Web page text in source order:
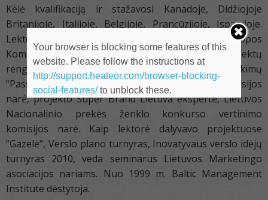
Kėlė kvalifikaciją ir stažavosi Kanadoje, Didžiojoje
Britanijoje, Italijoje, Belgijoje, Prancūzijoje, Ispanijoje.
Lektorė taip pat turi praktinio darbo patirtį Europos
Komisijos, Pasaulio banko finansuojamų projektų
rengime ir vykdyme, Lietuvos rinkodaros pasiekimų
“Password 2007” ir “Password 2011” vertinimo komisijos
narė, projekto Super Brand Lietuva ekspertė, Lietuvos
Nacionalinio prekės ženklo konkurso vertinimo
komisijos narė. Kaip lektorė dalyvavo projektuose
“Gazelė”, Verslo plano turnyras, Inovatyvaus verslo idėjų
turnyras 2010, veda seminarus Lietuvos Marketingo
asociacijos nariams. Nuo 1999 m. Baltic Management
Institute dėstytoja.
Your browser is blocking some features of this
website. Please follow the instructions at
http://support.heateor.com/browser-blocking-
social-features/to unblock these.